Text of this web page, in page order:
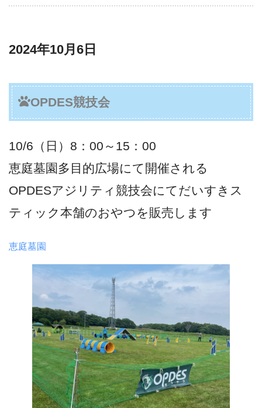
2024年10月6日
OPDES競技会
10/6（日）8：00～15：00
恵庭墓園多目的広場にて開催される
OPDESアジリティ競技会にてだいすきス
ティック本舗のおやつを販売します
恵庭墓園